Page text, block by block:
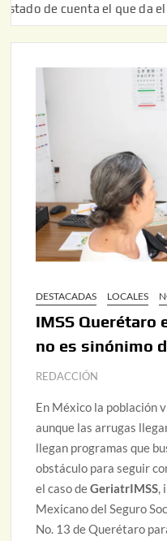
cuenta el que da el susto
DESTACADAS LOCALES
IMSS Querétaro
no es sinónimo
REDACCIÓN
En México la población
aunque las arrugas
llegan programas que
obstáculo para seguir
el caso deGeriatrIMSS,
Mexicano del Seguro
No. 13 de Querétaro